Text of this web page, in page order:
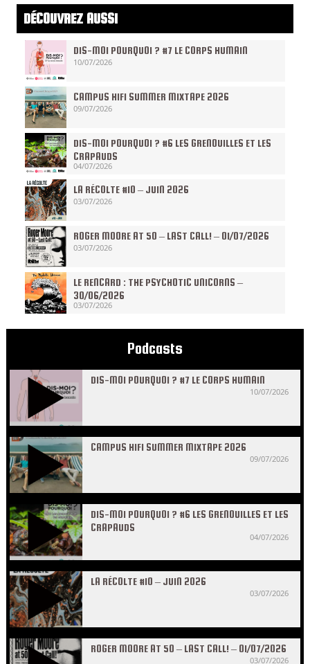
DÉCOUVREZ AUSSI
DIS-MOI POURQUOI ? #7 LE CORPS HUMAIN
10/07/2026
CAMPUS HIFI SUMMER MIXTAPE 2026
09/07/2026
DIS-MOI POURQUOI ? #6 LES GRENOUILLES ET LES
CRAPAUDS
04/07/2026
LA RÉCOLTE #10 – JUIN 2026
03/07/2026
ROGER MOORE AT 50 – LAST CALL! – 01/07/2026
03/07/2026
LE RENCARD : THE PSYCHOTIC UNICORNS –
30/06/2026
03/07/2026
Podcasts
DIS-MOI POURQUOI ? #7 LE CORPS HUMAIN
10/07/2026
CAMPUS HIFI SUMMER MIXTAPE 2026
09/07/2026
DIS-MOI POURQUOI ? #6 LES GRENOUILLES ET LES
CRAPAUDS
04/07/2026
LA RÉCOLTE #10 – JUIN 2026
03/07/2026
ROGER MOORE AT 50 – LAST CALL! – 01/07/2026
03/07/2026